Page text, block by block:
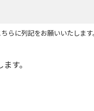
らに列記をお願いいたします
す。